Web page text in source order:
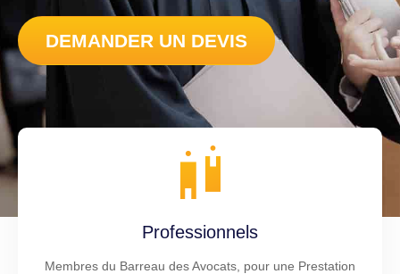
DEMANDER UN DEVIS
Professionnels
Membres du Barreau des Avocats, pour une Prestation